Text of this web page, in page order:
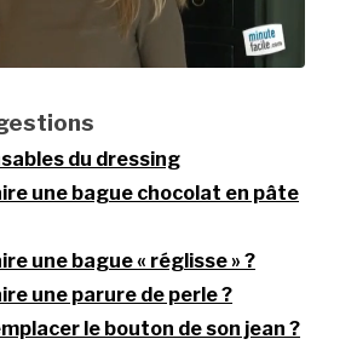
du dressing
une bague chocolat en pâte
une bague « réglisse » ?
une parure de perle ?
le bouton de son jean ?